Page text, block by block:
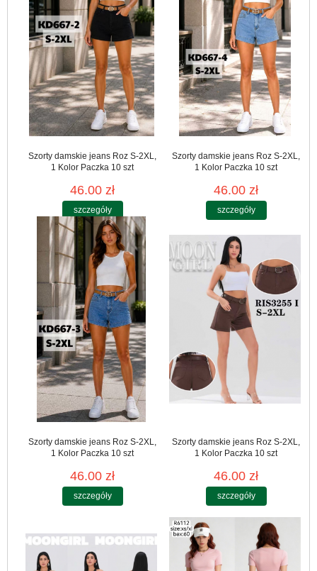
Szorty damskie jeans Roz S-2XL,
1 Kolor Paczka 10 szt
46.00 zł
szczegóły
Szorty damskie jeans Roz S-2XL,
1 Kolor Paczka 10 szt
46.00 zł
szczegóły
Szorty damskie jeans Roz S-2XL,
1 Kolor Paczka 10 szt
46.00 zł
szczegóły
Szorty damskie jeans Roz S-2XL,
1 Kolor Paczka 10 szt
46.00 zł
szczegóły